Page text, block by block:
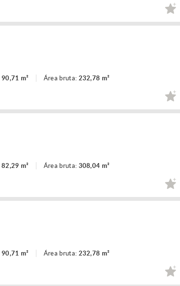
90,71 m² Área bruta: 232,78 m²
82,29 m² Área bruta: 308,04 m²
90,71 m² Área bruta: 232,78 m²